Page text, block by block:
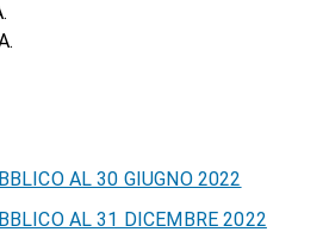
AL 30 GIUGNO 2022
AL 31 DICEMBRE 2022